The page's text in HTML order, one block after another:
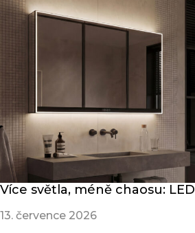
Více světla, méně chaosu: LED
13. července 2026